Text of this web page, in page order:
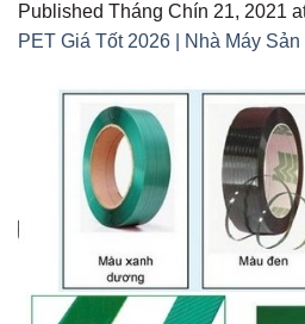
Published Tháng Chín 21, 2021
PET Giá Tốt 2026 | Nhà Máy